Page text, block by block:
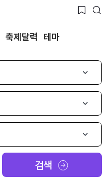
축제달력 테마
검색